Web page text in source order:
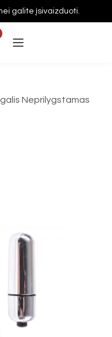
galite įsivaizduoti.
Neprilygstamas